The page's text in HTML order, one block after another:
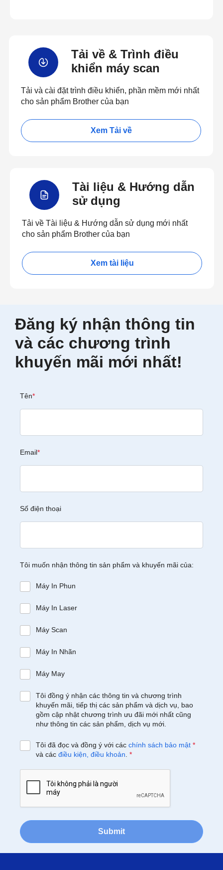
Tải về & Trình điều
khiển máy scan
Tải và cài đặt trình điều khiển, phần mềm mới nhất
cho sản phẩm Brother của bạn
Xem Tải về
Tài liệu & Hướng dẫn
sử dụng
Tải về Tài liệu & Hướng dẫn sử dụng mới nhất
cho sản phẩm Brother của bạn
Xem tài liệu
Đăng ký nhận thông tin
và các chương trình
khuyến mãi mới nhất!
Tên*
Email*
Số điện thoại
Tôi muốn nhận thông tin sản phẩm và khuyến mãi của:
Máy In Phun
Máy In Laser
Máy Scan
Máy In Nhãn
Máy May
Tôi đồng ý nhận các thông tin và chương trình
khuyến mãi, tiếp thị các sản phẩm và dịch vụ, bao
gồm cập nhật chương trình ưu đãi mới nhất cũng
như thông tin các sản phẩm, dịch vụ mới.
Tôi đã đọc và đồng ý với các chính sách bảo mật *
và các điều kiện, điều khoản *
Submit